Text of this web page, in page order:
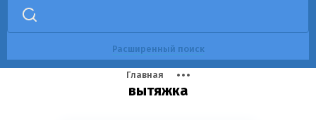
Расширенный поиск
Главная
вытяжка